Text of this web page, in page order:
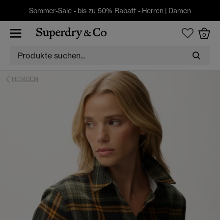
Sommer-Sale - bis zu 50% Rabatt - Herren | Damen
0
HEMDEN